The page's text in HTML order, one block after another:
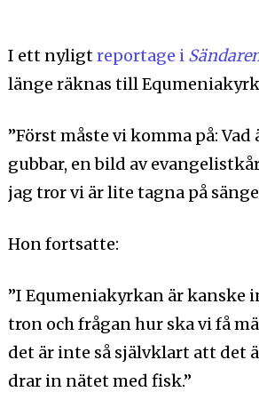
I ett nyligtreportage i
länge räknas till
”Först måste vi komma på:
gubbar, en bild av
jag tror vi är lite tagna på
Hon fortsatte:
”I Equmeniakyrkan är kanske
tron och frågan hur ska vi få
det är inte så självklart att det
drar in nätet med fisk.”